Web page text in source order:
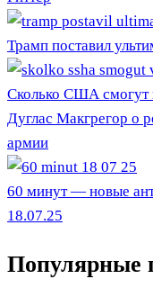
Трамп поставил
Сколько США смогут
Дуглас Макгрегор о
армии
60 минут — новые
18.07.25
Популярные